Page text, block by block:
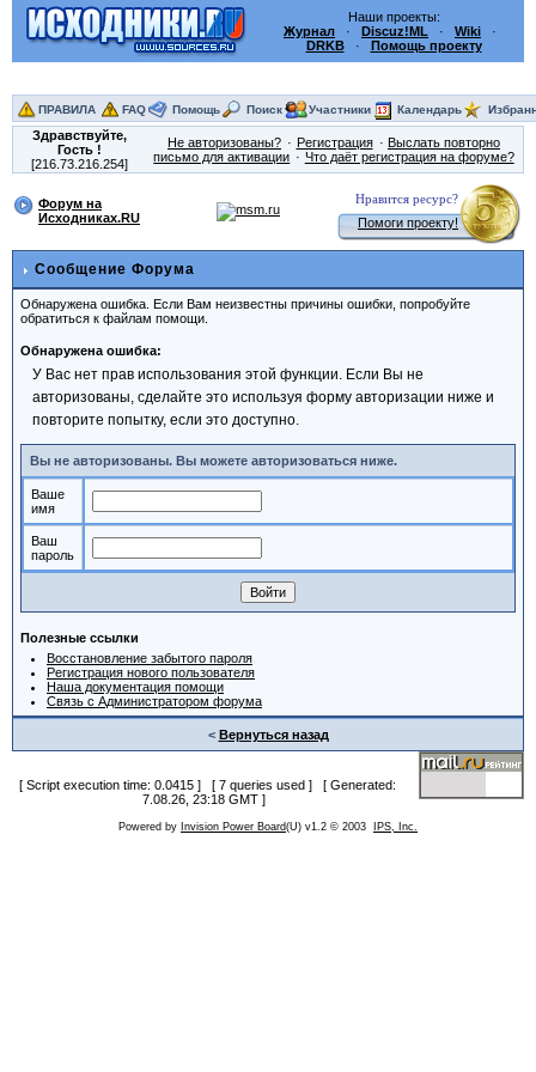
Наши проекты:
Журнал · Discuz!ML · Wiki ·
DRKB· Помощь проекту
ПРАВИЛА FAQ Помощь Поиск Участники Календарь
Здравствуйте,
Гость!
[216.73.216.254]
Не авторизованы? Регистрация
Выслать повторно
письмо для активации
Что даёт регистрация на форуме?
Форум на
Исходниках.RU
Нравится ресурс?
Помоги проекту!
Сообщение Форума
Обнаружена ошибка. Если Вам неизвестны причины ошибки, попробуйте
обратиться к файлам помощи.
Обнаружена ошибка:
У Вас нет прав использования этой функции. Если Вы не
авторизованы, сделайте это используя форму авторизации ниже и
повторите попытку, если это доступно.
Вы не авторизованы. Вы можете авторизоваться ниже.
Ваше
имя
Ваш
пароль
Полезные ссылки
Восстановление забытого пароля
Регистрация нового пользователя
Наша документация помощи
Связь с Администратором форума
< Вернуться назад
[ Script execution time: 0.0415 ] [ 7 queries used ] [ Generated:
7.08.26, 23:18 GMT ]
Powered by Invision Power Board(U) v1.2 © 2003 IPS, Inc.